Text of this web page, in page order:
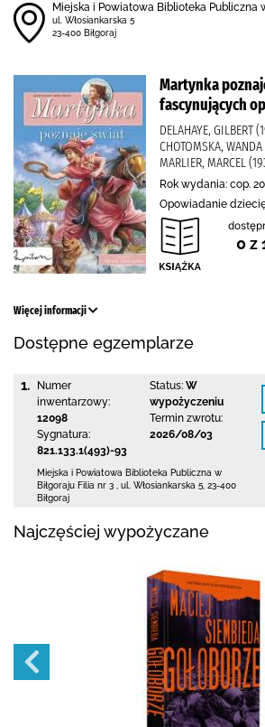
Miejska i Powiatowa Biblioteka Publiczna
ul. Włosiankarska 5
23-400 Biłgoraj
Martynka
fascynujących
DELAHAYE, GILBERT
CHOTOMSKA,
MARLIER, MARCEL
Rok wydania: cop.
Opowiadanie
0 z
Więcej informacji
Dostępne egzemplarze
1.
Numer
inwentarzowy:
12098
Sygnatura:
821.133.1(493)-93
Status: W
wypożyczeniu
Termin zwrotu:
2026/08/03
Miejska i Powiatowa Biblioteka Publiczna w
Biłgoraju Filia nr 3
ul. Włosiankarska 5 23-400
Biłgoraj
Najczęściej wypożyczane